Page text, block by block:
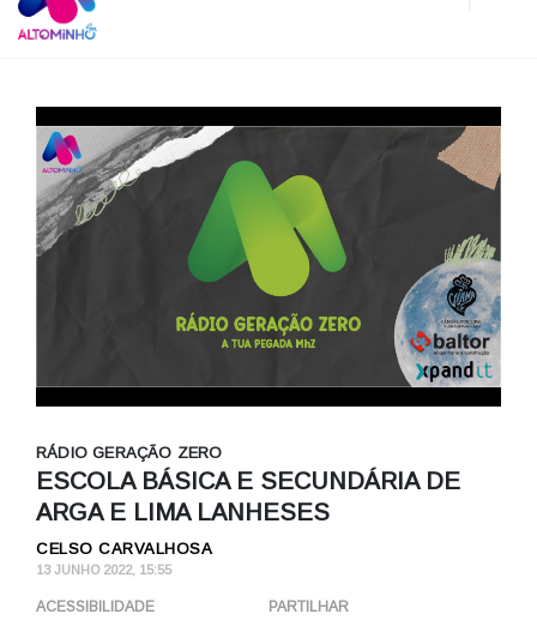
RÁDIO GERAÇÃO ZERO
ESCOLA BÁSICA E SECUNDÁRIA DE
ARGA E LIMA LANHESES
CELSO CARVALHOSA
13 JUNHO 2022, 15:55
ACESSIBILIDADE PARTILHAR